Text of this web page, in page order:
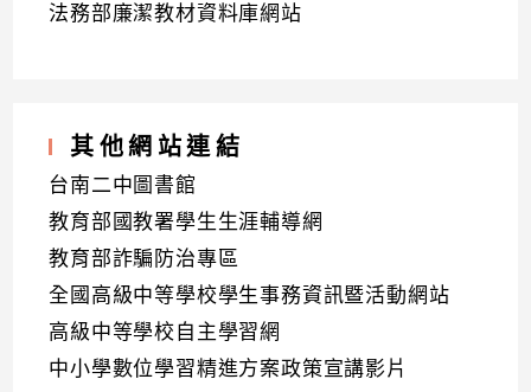
法務部廉潔教材資料庫網站
其他網站連結
台南二中圖書館
教育部國教署學生生涯輔導網
教育部詐騙防治專區
全國高級中等學校學生事務資訊暨活動網站
高級中等學校自主學習網
中小學數位學習精進方案政策宣講影片